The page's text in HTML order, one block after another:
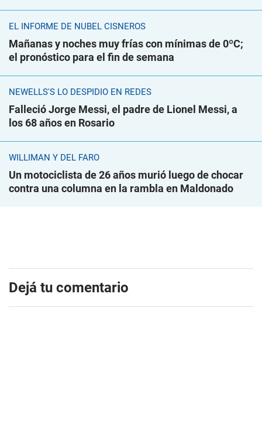
EL INFORME DE NUBEL CISNEROS
Mañanas y noches muy frías con mínimas de 0ºC;
el pronóstico para el fin de semana
NEWELLS'S LO DESPIDIÓ EN REDES
Falleció Jorge Messi, el padre de Lionel Messi, a
los 68 años en Rosario
WILLIMAN Y DEL FARO
Un motociclista de 26 años murió luego de chocar
contra una columna en la rambla en Maldonado
Dejá tu comentario